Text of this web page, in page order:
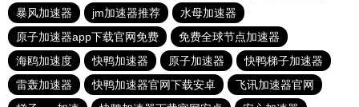
暴风加速器
jm加速器推荐
水母加速器
原子加速器app下载官网免费
免费全球节点加速器
海鸥加速度
快鸭加速器 原子加速器
快鸭梯子加速器
雷轰加速器
快鸭加速器官网下载安卓
飞讯加速器官网